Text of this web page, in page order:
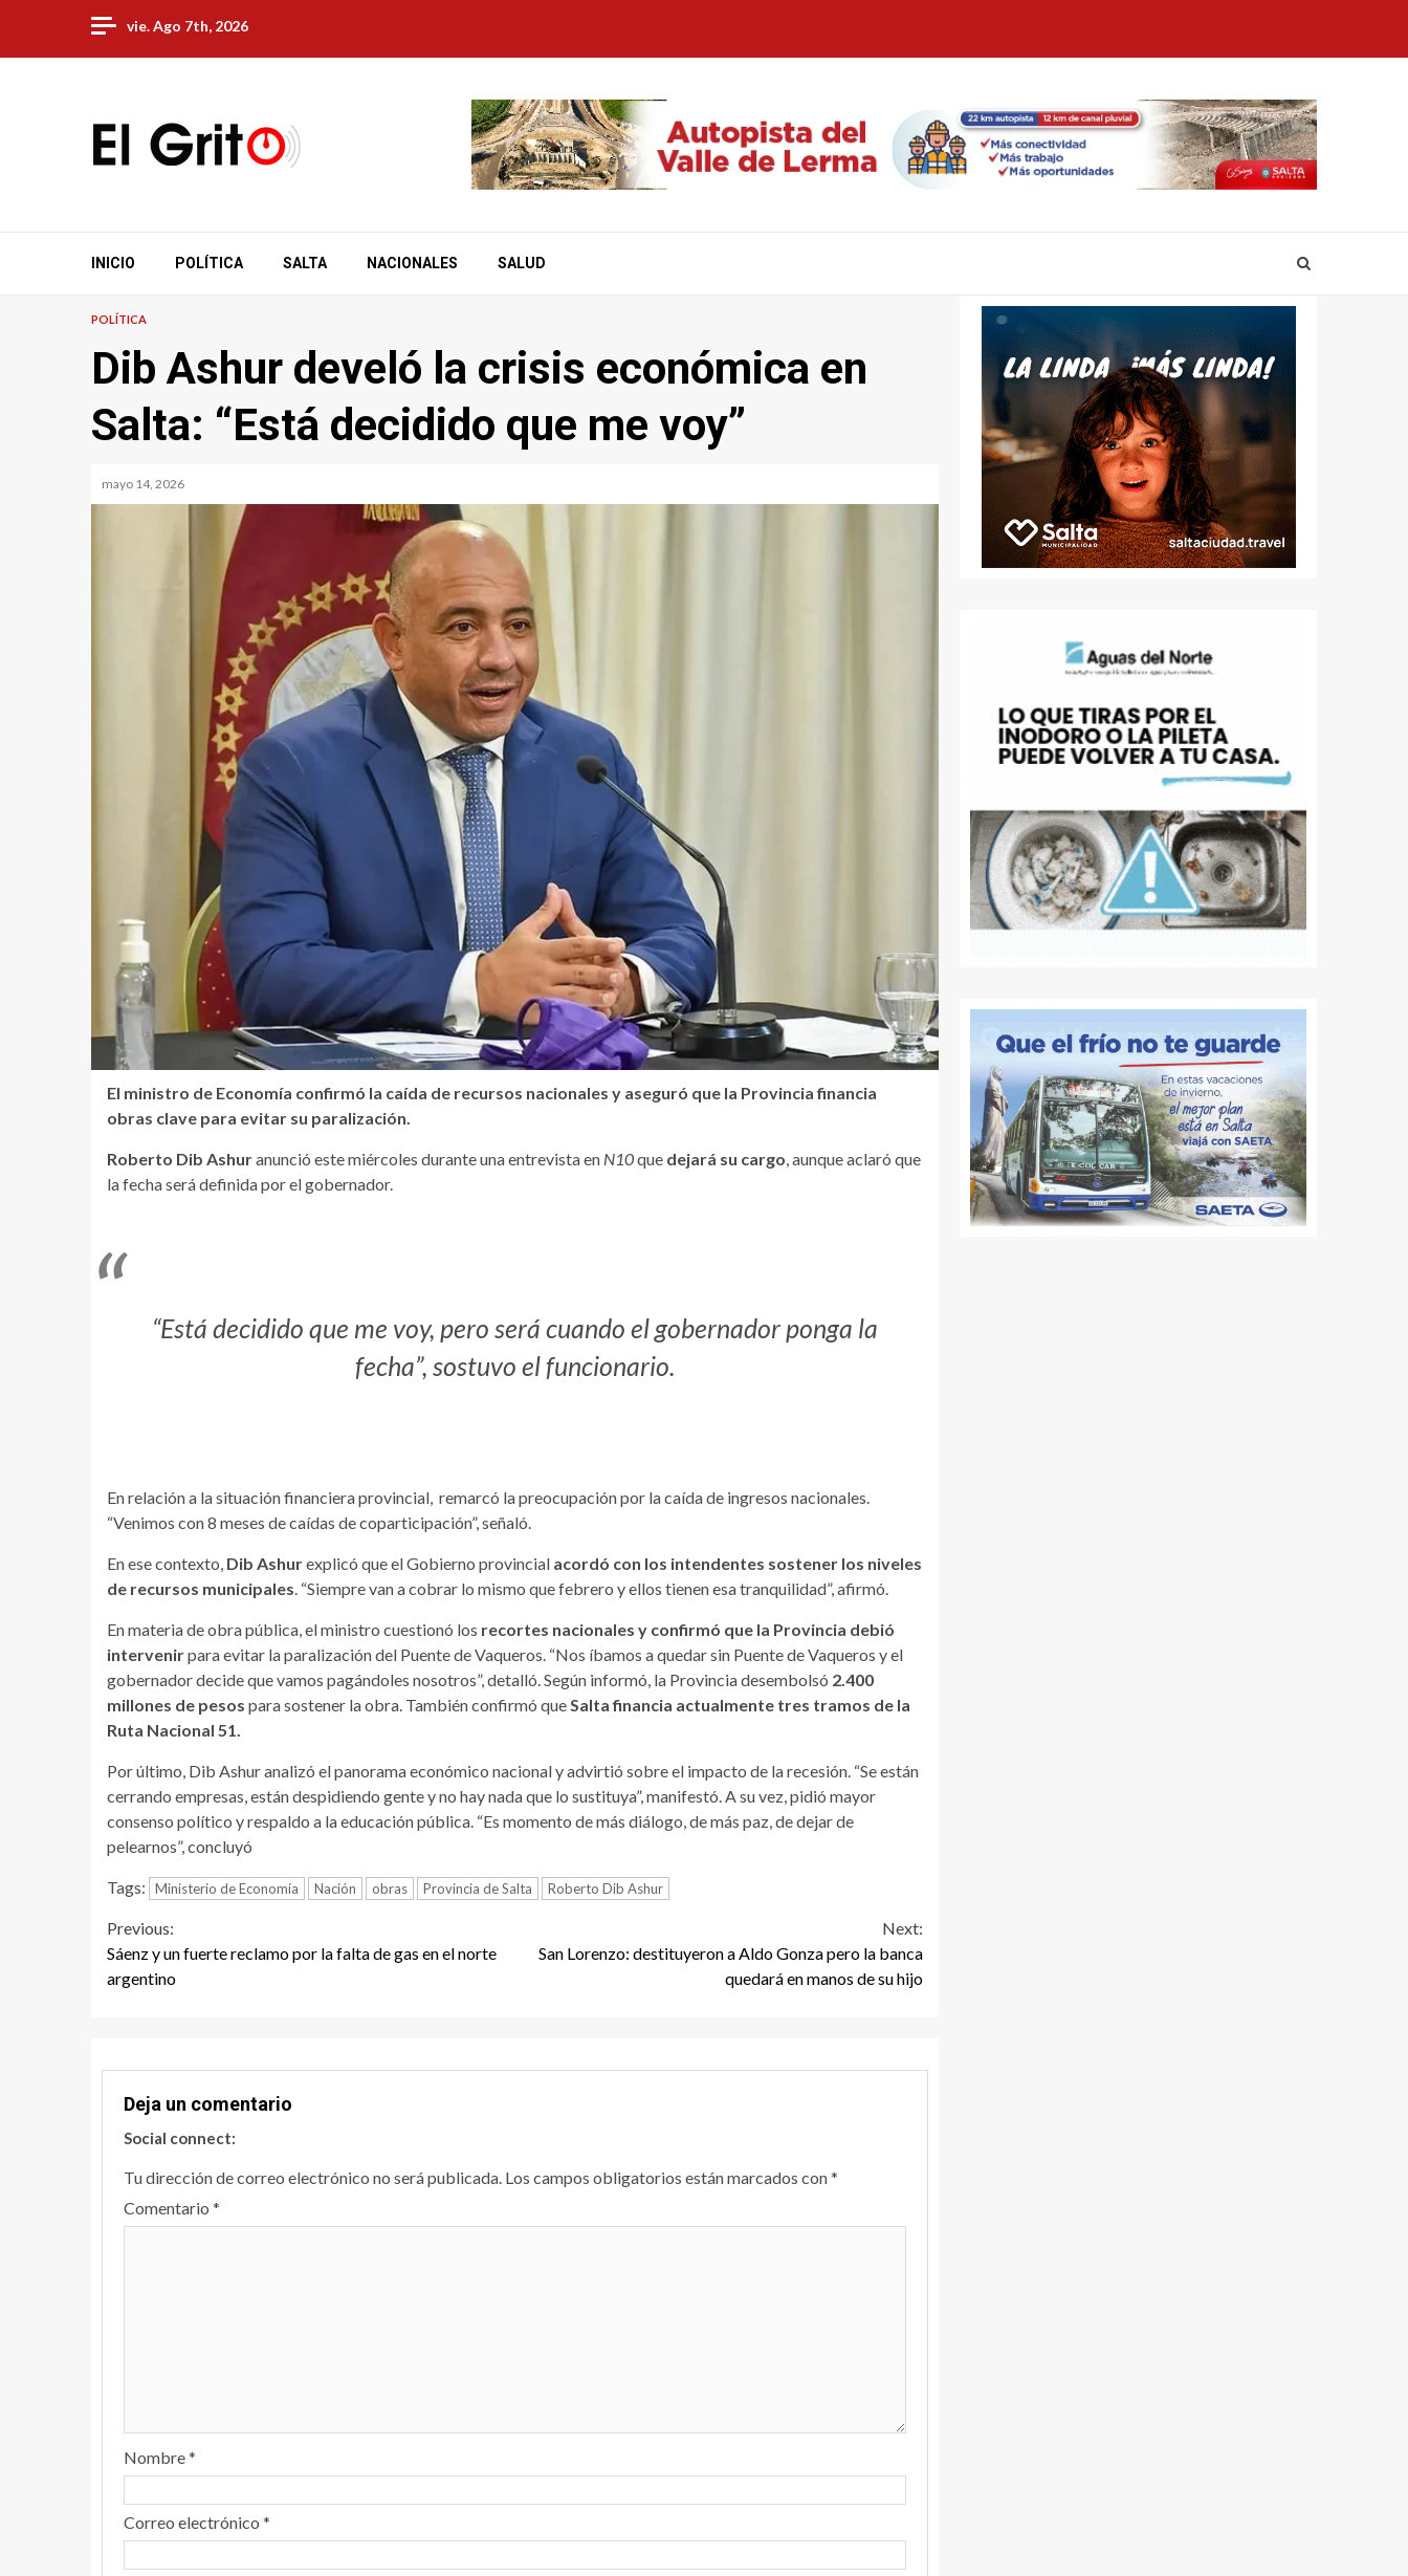
content
vie. Ago 7th, 2026
INICIO POLÍTICA SALTA NACIONALES SALUD
POLÍTICA
Dib Ashur develó la crisis económica en
Salta: “Está decidido que me voy”
mayo 14, 2026
El ministro de Economía confirmó la caída de recursos nacionales y aseguró que la Provincia financia
obras clave para evitar su paralización.
Roberto Dib Ashuranunció este miércoles durante una entrevista en N10que dejará su cargo , aunque aclaró que
la fecha será definida por el gobernador.
“Está decidido que me voy, pero será cuando el gobernador ponga la
fecha”, sostuvo el funcionario.
En relación a la situación financiera provincial, remarcó la preocupación por la caída de ingresos nacionales.
“Venimos con 8 meses de caídas de coparticipación”, señaló.
En ese contexto, Dib Ashurexplicó que el Gobierno provincial acordó con los intendentes sostener los niveles
de recursos municipales. “Siempre van a cobrar lo mismo que febrero y ellos tienen esa tranquilidad”, afirmó.
En materia de obra pública, el ministro cuestionó los recortes nacionales y confirmó que la Provincia debió
intervenirpara evitar la paralización del Puente de Vaqueros. “Nos íbamos a quedar sin Puente de Vaqueros y el
gobernador decide que vamos pagándoles nosotros”, detalló. Según informó, la Provincia desembolsó 2.400
millones de pesos para sostener la obra. También confirmó queSalta financia actualmente tres tramos de la
Ruta Nacional 51.
Por último, Dib Ashur analizó el panorama económico nacional y advirtió sobre el impacto de la recesión. “Se están
cerrando empresas, están despidiendo gente y no hay nada que lo sustituya”, manifestó. A su vez, pidió mayor
consenso político y respaldo a la educación pública. “Es momento de más diálogo, de más paz, de dejar de
pelearnos”, concluyó
Tags: Ministerio de Economía Nación obras Provincia de Salta Roberto Dib Ashur
Continue
Reading
Previous:
Sáenz y un fuerte reclamo por la falta de gas en el norte
argentino
Next:
San Lorenzo: destituyeron a Aldo Gonza pero la banca
quedará en manos de su hijo
Deja un comentario
Social connect:
Tu dirección de correo electrónico no será publicada. Los campos obligatorios están marcados con*
Comentario *
Nombre*
Correo electrónico *